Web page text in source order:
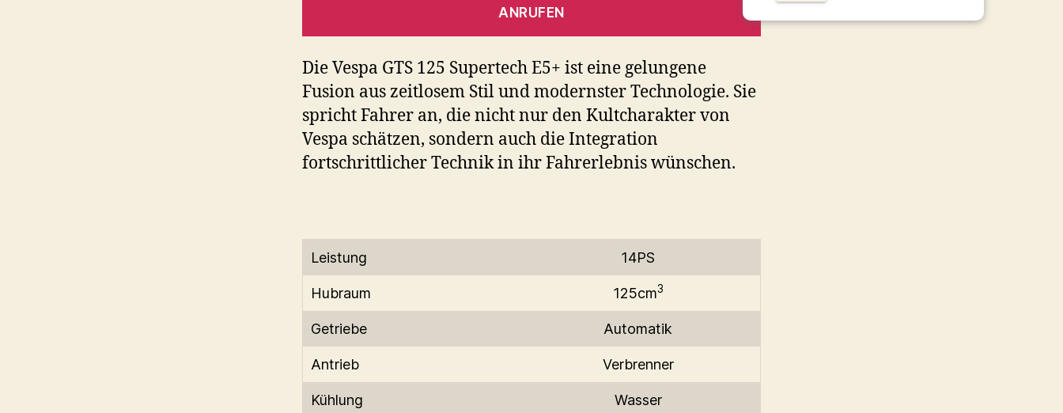
ANRUFEN
Die Vespa GTS 125 Supertech E5+ ist eine gelungene
Fusion aus zeitlosem Stil und modernster Technologie. Sie
spricht Fahrer an, die nicht nur den Kultcharakter von
Vespa schätzen, sondern auch die Integration
fortschrittlicher Technik in ihr Fahrerlebnis wünschen.
Leistung 14PS
Hubraum 125cm3
Getriebe Automatik
Antrieb Verbrenner
Kühlung Wasser